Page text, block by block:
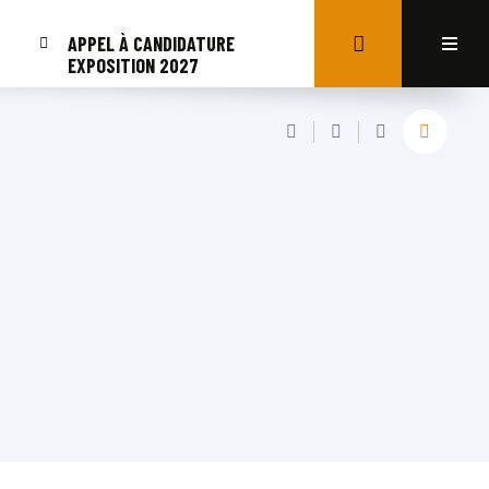
APPEL À CANDIDATURE
EXPOSITION 2027